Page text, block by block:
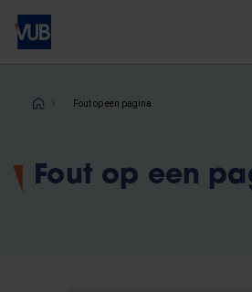
Overslaan
naar
inhoudKruimelpad
Fout op een pagina
Fout op een